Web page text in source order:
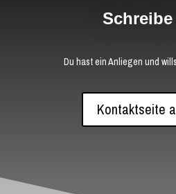
Du hast ein Anliegen und
Kontaktseite